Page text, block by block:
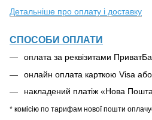
Детальніше про оплату і доставку
СПОСОБИ ОПЛАТИ
оплата за реквізитами
онлайн оплата карткою Visa
накладений платіж «Нова
* комісію по тарифам нової пошти